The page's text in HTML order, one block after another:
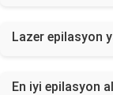
Lazer epilasyon
En iyi epilasyon